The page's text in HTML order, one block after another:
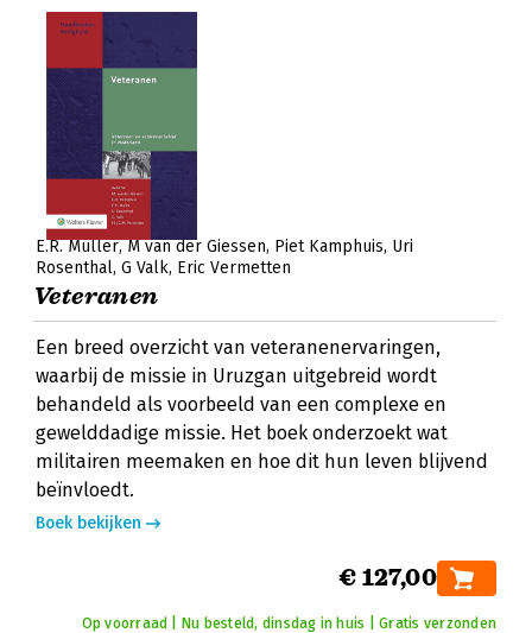
E.R. Muller M van der Giessen Piet Kamphuis Uri
Rosenthal G Valk Eric Vermetten
Veteranen
Een breed overzicht van veteranenervaringen,
waarbij de missie in Uruzgan uitgebreid wordt
behandeld als voorbeeld van een complexe en
gewelddadige missie. Het boek onderzoekt wat
militairen meemaken en hoe dit hun leven blijvend
beïnvloedt.
Boek bekijken
€ 127,00
Op voorraad | Nu besteld, dinsdag in huis | Gratis verzonden